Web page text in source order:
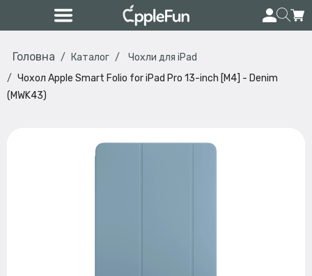
Головна Каталог
Чохли для iPad
Чохол Apple Smart Folio for iPad Pro 13-inch [M4] - Denim
(MWK43)